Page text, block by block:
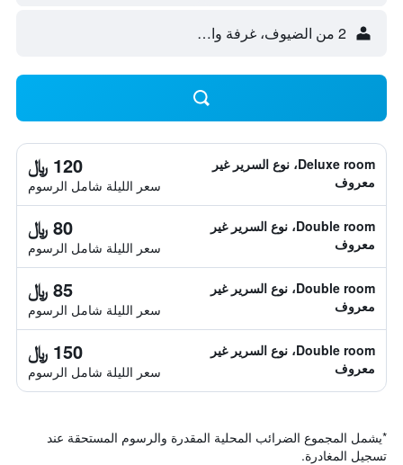
2 من الضيوف، غرفة واحدة
Deluxe room، نوع السرير غير
معروف
120 ﷼
سعر الليلة شامل الرسوم
Double room، نوع السرير غير
معروف
80 ﷼
سعر الليلة شامل الرسوم
Double room، نوع السرير غير
معروف
85 ﷼
سعر الليلة شامل الرسوم
Double room، نوع السرير غير
معروف
150 ﷼
سعر الليلة شامل الرسوم
*يشمل المجموع الضرائب المحلية المقدرة والرسوم المستحقة عند
تسجيل المغادرة.